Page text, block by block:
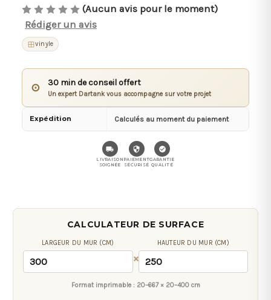
(Aucun avis pour le moment)
Rédiger un avis
vinyle
⊙ 30 min de conseil offert
Un expert Dartank vous accompagne sur votre projet
Expédition Calculés au moment du paiement
LIVRAISON
SOIGNÉE
PAIEMENT
SÉCURISÉ
GARANTIE
QUALITÉ
CALCULATEUR DE SURFACE
LARGEUR DU MUR (CM)
×
HAUTEUR DU MUR (CM)
Format imprimable : 20–667 × 20–400 cm